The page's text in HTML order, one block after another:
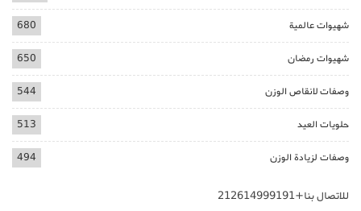
شهيوات عالمية 680
شهيوات رمضان 650
وصفات لانقاص الوزن 544
حلويات العيد 513
وصفات لزيادة الوزن 494
للاتصال بنا+212614999191